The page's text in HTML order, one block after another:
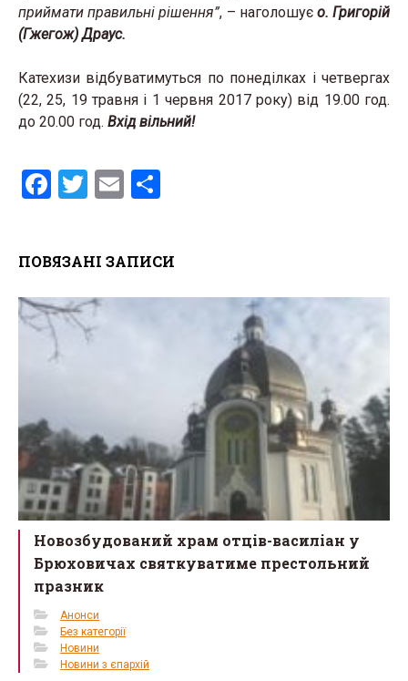
приймати правильні рішення”, – наголошує о. Григорій
(Гжегож) Драус.
Катехизи відбуватимуться по понеділках і четвергах
(22, 25, 19 травня і 1 червня 2017 року) від 19.00 год.
до 20.00 год. Вхід вільний!
F
b
o
o
k
T
er
E
e
ПОВЯЗАНІ ЗАПИСИ
Новозбудований храм отців-василіан у
Брюховичах святкуватиме престольний
празник
Анонси
Без категорії
Новини
Новини з єпархій